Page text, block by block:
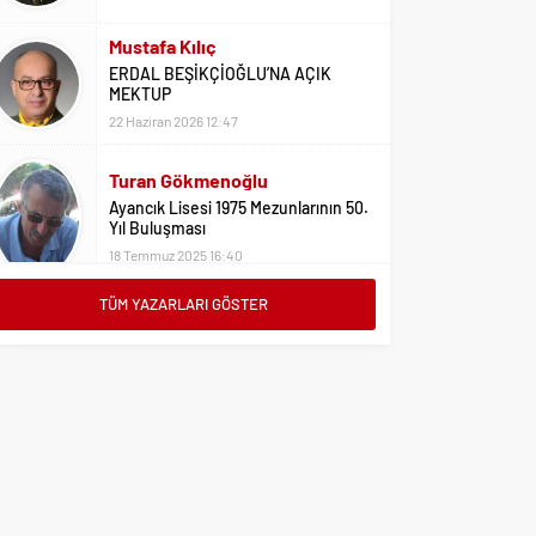
Mustafa Kılıç
ERDAL BEŞİKÇİOĞLU’NA AÇIK
MEKTUP
Turan Gökmenoğlu
Ayancık Lisesi 1975 Mezunlarının 50.
Yıl Buluşması
18 Temmuz 2025 16:40
Adil Yıldız
Bu Sene Fenerbahçe Ülke Puanlarını
TÜM YAZARLARI GÖSTER